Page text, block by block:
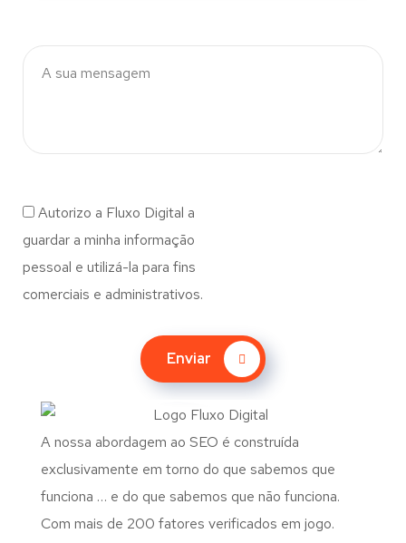
Autorizo a Fluxo Digital a
guardar a minha informação
pessoal e utilizá-la para fins
comerciais e administrativos.
Enviar
A nossa abordagem ao SEO é construída
exclusivamente em torno do que sabemos que
funciona … e do que sabemos que não funciona.
Com mais de 200 fatores verificados em jogo.